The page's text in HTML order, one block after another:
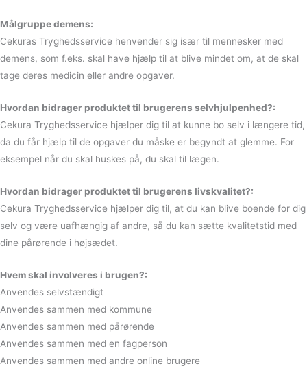
Målgruppe demens:
Cekuras Tryghedsservice henvender sig især til mennesker med
demens, som f.eks. skal have hjælp til at blive mindet om, at de skal
tage deres medicin eller andre opgaver.
Hvordan bidrager produktet til brugerens selvhjulpenhed?:
Cekura Tryghedsservice hjælper dig til at kunne bo selv i længere tid,
da du får hjælp til de opgaver du måske er begyndt at glemme. For
eksempel når du skal huskes på, du skal til lægen.
Hvordan bidrager produktet til brugerens livskvalitet?:
Cekura Tryghedsservice hjælper dig til, at du kan blive boende for dig
selv og være uafhængig af andre, så du kan sætte kvalitetstid med
dine pårørende i højsædet.
Hvem skal involveres i brugen?:
Anvendes selvstændigt
Anvendes sammen med kommune
Anvendes sammen med pårørende
Anvendes sammen med en fagperson
Anvendes sammen med andre online brugere